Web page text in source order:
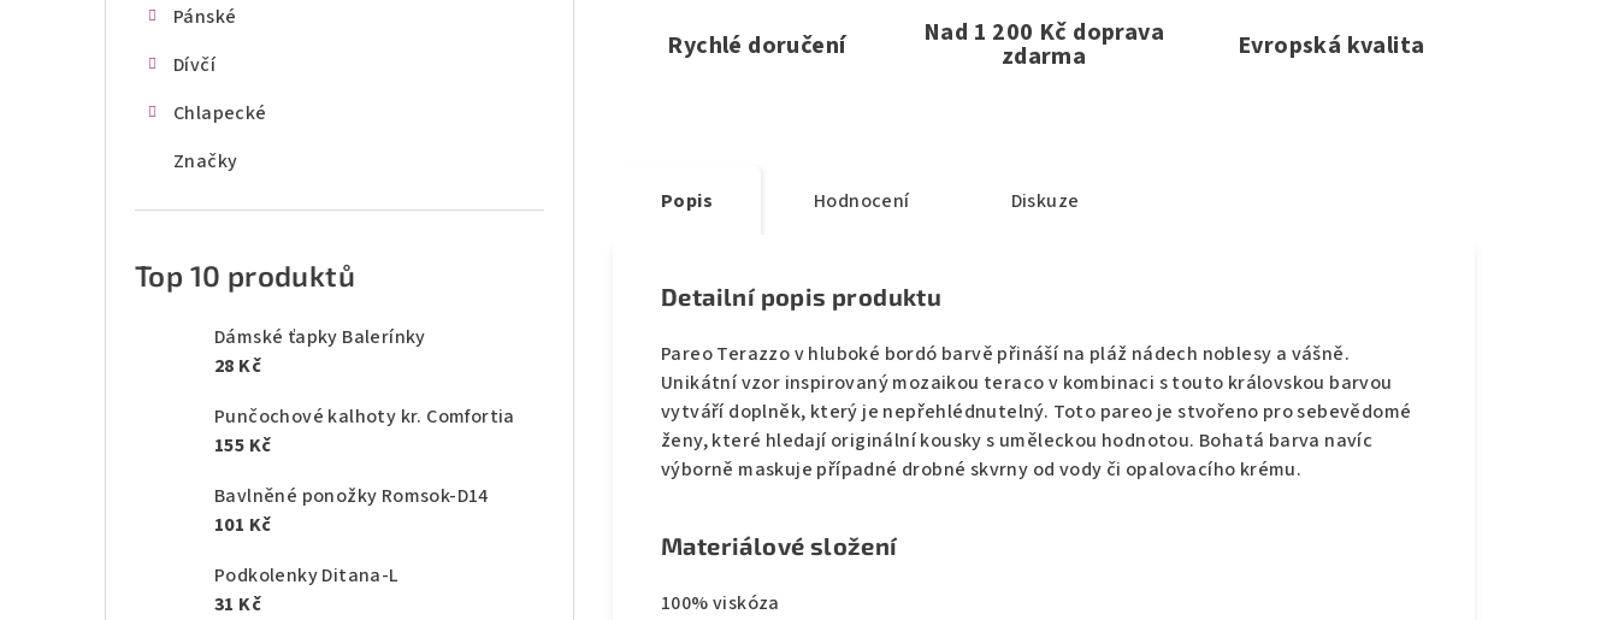
Pánské
Dívčí
Chlapecké
Značky
Top 10 produktů
Dámské ťapky Balerínky
28 Kč
Punčochové kalhoty kr. Comfortia
155 Kč
Bavlněné ponožky Romsok-D14
101 Kč
Podkolenky Ditana-L
31 Kč
Rychlé doručení Nad 1 200 Kč doprava
zdarma Evropská kvalita
Popis Hodnocení Diskuze
Detailní popis produktu
Pareo Terazzo v hluboké bordó barvě přináší na pláž nádech noblesy a vášně.
Unikátní vzor inspirovaný mozaikou teraco v kombinaci s touto královskou barvou
vytváří doplněk, který je nepřehlédnutelný. Toto pareo je stvořeno pro sebevědomé
ženy, které hledají originální kousky s uměleckou hodnotou. Bohatá barva navíc
výborně maskuje případné drobné skvrny od vody či opalovacího krému.
Materiálové složení
100% viskóza